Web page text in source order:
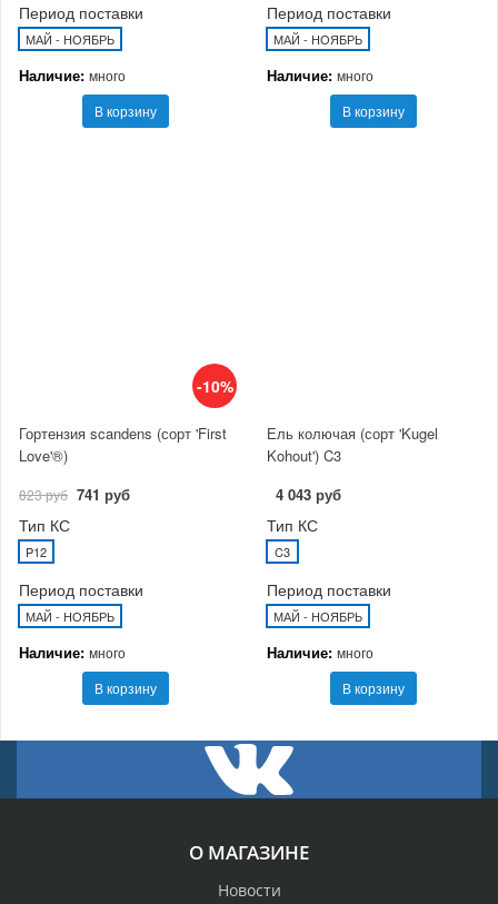
Период поставки
МАЙ - НОЯБРЬ
Наличие: много
В корзину
Период поставки
МАЙ - НОЯБРЬ
Наличие: много
В корзину
-10%
Гортензия scandens (сорт 'First
Love'®)
823 руб 741 руб
Тип КС
P12
Период поставки
МАЙ - НОЯБРЬ
Наличие: много
В корзину
Ель колючая (сорт 'Kugel
Kohout') C3
4 043 руб
Тип КС
C3
Период поставки
МАЙ - НОЯБРЬ
Наличие: много
В корзину
О МАГАЗИНЕ
Новости